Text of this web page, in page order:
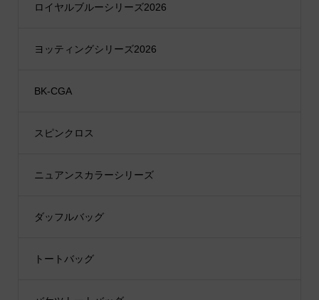
ロイヤルブルーシリーズ2026
ヨッティングシリーズ2026
BK-CGA
スピンクロス
ニュアンスカラーシリーズ
ダッフルバッグ
トートバッグ